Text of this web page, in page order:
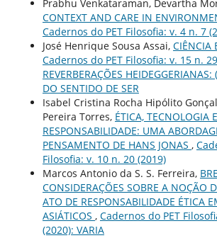
Prabhu Venkataraman, Devartha
CONTEXT AND CARE IN
Cadernos do PET Filosofia: v. 4 n. 7
José Henrique Sousa Assai, CIÊNCIA
Cadernos do PET Filosofia: v. 15 n.
REVERBERAÇÕES
DO SENTIDO DE SER
Isabel Cristina Rocha Hipólito
Pereira Torres, ÉTICA, TECNOLOGIA E
RESPONSABILIDADE: UMA
PENSAMENTO DE HANS JONAS ,
Filosofia: v. 10 n. 20 (2019)
Marcos Antonio da S. S. Ferreira,
CONSIDERAÇÕES SOBRE A NOÇÃO
ATO DE RESPONSABILIDADE ÉTICA
ASIÁTICOS , Cadernos do PET
(2020): VARIA